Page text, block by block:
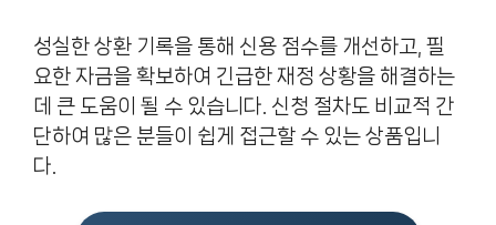
성실한 상환 기록을 통해 신용 점수를 개선하고, 필
요한 자금을 확보하여 긴급한 재정 상황을 해결하는
데 큰 도움이 될 수 있습니다. 신청 절차도 비교적 간
단하여 많은 분들이 쉽게 접근할 수 있는 상품입니
다.